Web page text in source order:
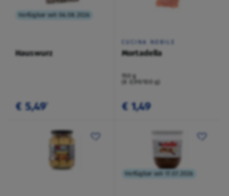
Verfügbar seit 06.08.2026
Hauswurz
€ 5,49¹
CUCINA NOBILE
Mortadella
150 g
(€ 0,99/100 g)
€ 1,49
Verfügbar seit 17.07.2026